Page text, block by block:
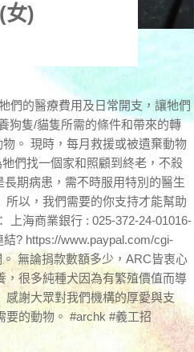
女)
的醫療費用及日常開支，讓牠們
狗隻/貓隻所需的條件和帶來的轉
。 現時，每月救援或被遺棄動物
們找一個家和照顧到終老，不殺
期病患，需不時服用特別的醫生
以，我們需要的你支持才能幫助
海商業銀行 : 025-372-24-01016-
? https://www.paypal.com/cgi-
無論捐款數額多少，ARC皆衷心
，很多純種犬因為有繁殖價值而導
謝大眾對我們機構的厚愛與支
的動物。 #archk #義工招